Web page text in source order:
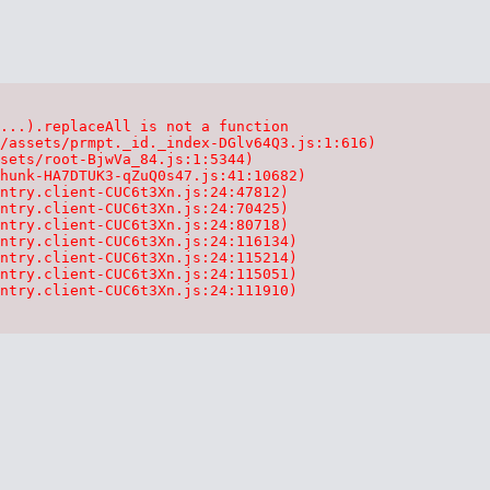
is not a function
prmpt._id._index-DGlv64Q3.js:1:616)
root-BjwVa_84.js:1:5344)
HA7DTUK3-qZuQ0s47.js:41:10682)
CUC6t3Xn.js:24:47812)
CUC6t3Xn.js:24:70425)
CUC6t3Xn.js:24:80718)
CUC6t3Xn.js:24:116134)
CUC6t3Xn.js:24:115214)
CUC6t3Xn.js:24:115051)
CUC6t3Xn.js:24:111910)